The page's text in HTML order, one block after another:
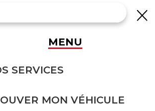
OCCASION
une cupra au meilleur prix ? Un
d'occasion vous attend sur
MENU
SERVICES
MON VÉHICULE